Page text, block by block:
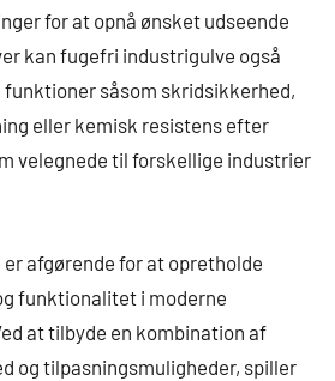
for at opnå ønsket udseende
kan fugefri industrigulve også
såsom skridsikkerhed,
eller kemisk resistens efter
velegnede til forskellige industrier
afgørende for at opretholde
funktionalitet i moderne
at tilbyde en kombination af
og tilpasningsmuligheder, spiller